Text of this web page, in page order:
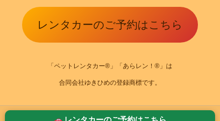
レンタカーのご予約はこちら
「ペットレンタカー®」「あらレン！®」は
合同会社ゆきひめの登録商標です。
ホーム